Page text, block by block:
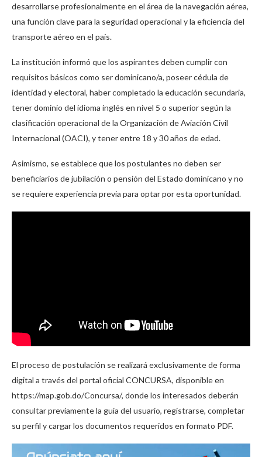
desarrollarse profesionalmente en el área de la navegación aérea,
una función clave para la seguridad operacional y la eficiencia del
transporte aéreo en el país.
La institución informó que los aspirantes deben cumplir con
requisitos básicos como ser dominicano/a, poseer cédula de
identidad y electoral, haber completado la educación secundaria,
tener dominio del idioma inglés en nivel 5 o superior según la
clasificación operacional de la Organización de Aviación Civil
Internacional (OACI), y tener entre 18 y 30 años de edad.
Asimismo, se establece que los postulantes no deben ser
beneficiarios de jubilación o pensión del Estado dominicano y no
se requiere experiencia previa para optar por esta oportunidad.
El proceso de postulación se realizará exclusivamente de forma
digital a través del portal oficial CONCURSA, disponible en
https://map.gob.do/Concursa/, donde los interesados deberán
consultar previamente la guía del usuario, registrarse, completar
su perfil y cargar los documentos requeridos en formato PDF.